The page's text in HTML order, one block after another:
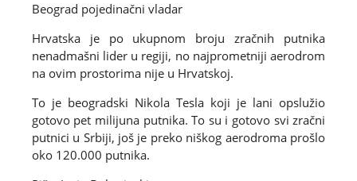
Beograd pojedinačni vladar
Hrvatska je po ukupnom broju zračnih putnika
nenadmašni lider u regiji, no najprometniji aerodrom
na ovim prostorima nije u Hrvatskoj.
To je beogradski Nikola Tesla koji je lani opslužio
gotovo pet milijuna putnika. To su i gotovo svi zračni
putnici u Srbiji, još je preko niškog aerodroma prošlo
oko 120.000 putnika.